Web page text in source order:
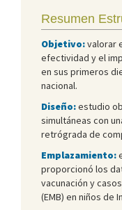
Resumen
Objetivo:valorar
efectividad y el
en sus primeros
nacional.
Diseño:estudio
simultáneas con
retrógrada de
Emplazamiento:
proporcionó los
vacunación y
(EMB) en niños de